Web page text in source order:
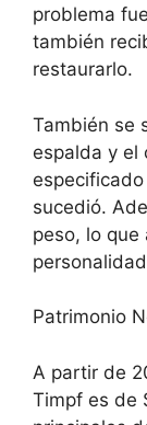
problema
también
restaurarlo.
También se
espalda y el
sucedió.
peso, lo
Patrimonio
A partir de
Timpf es de